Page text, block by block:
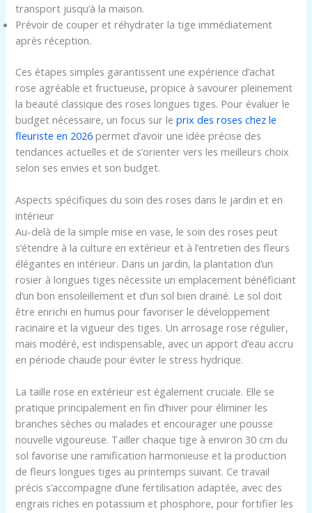
transport jusqu’à la maison.
Prévoir de couper et réhydrater la tige immédiatement
après réception.
Ces étapes simples garantissent une expérience d’achat
rose agréable et fructueuse, propice à savourer pleinement
la beauté classique des roses longues tiges. Pour évaluer le
budget nécessaire, un focus sur leprix des roses chez le
fleuriste en 2026 permet d’avoir une idée précise des
tendances actuelles et de s’orienter vers les meilleurs choix
selon ses envies et son budget.
Aspects spécifiques du soin des roses dans le jardin et en
intérieur
Au-delà de la simple mise en vase, le soin des roses peut
s’étendre à la culture en extérieur et à l’entretien des fleurs
élégantes en intérieur. Dans un jardin, la plantation d’un
rosier à longues tiges nécessite un emplacement bénéficiant
d’un bon ensoleillement et d’un sol bien drainé. Le sol doit
être enrichi en humus pour favoriser le développement
racinaire et la vigueur des tiges. Un arrosage rose régulier,
mais modéré, est indispensable, avec un apport d’eau accru
en période chaude pour éviter le stress hydrique.
La taille rose en extérieur est également cruciale. Elle se
pratique principalement en fin d’hiver pour éliminer les
branches sèches ou malades et encourager une pousse
nouvelle vigoureuse. Tailler chaque tige à environ 30 cm du
sol favorise une ramification harmonieuse et la production
de fleurs longues tiges au printemps suivant. Ce travail
précis s’accompagne d’une fertilisation adaptée, avec des
engrais riches en potassium et phosphore, pour fortifier les